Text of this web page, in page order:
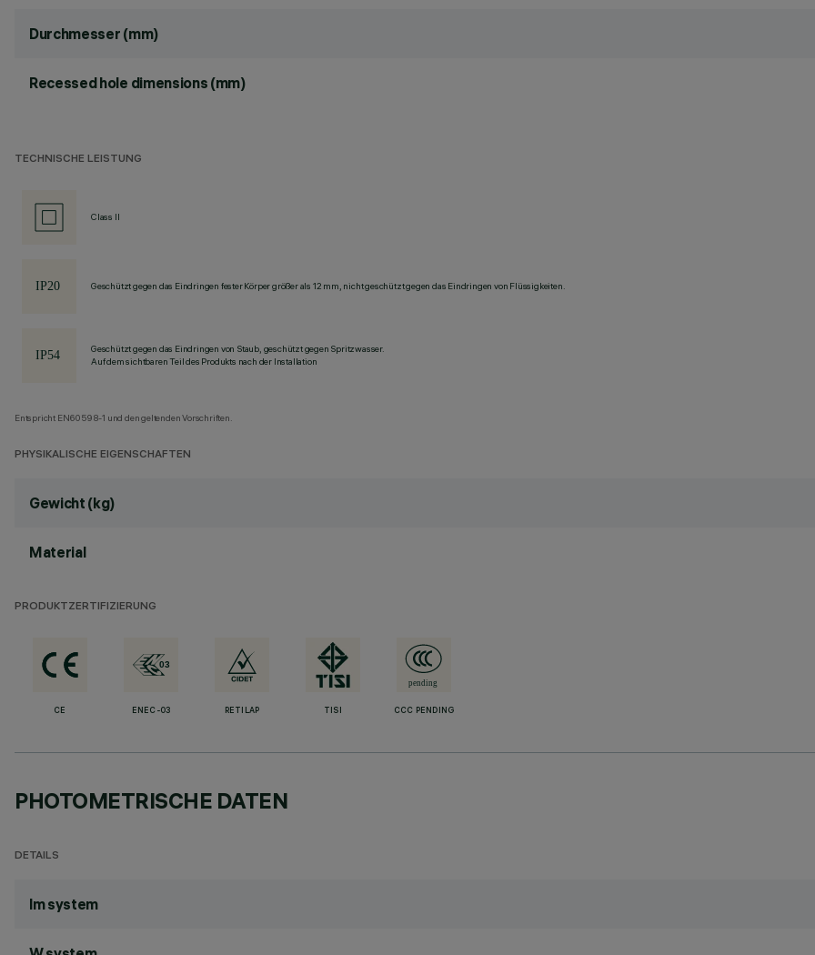
Durchmesser (mm)
Recessed hole dimensions (mm)
TECHNISCHE LEISTUNG
Class II
Geschützt gegen das Eindringen fester Körper größer als 12 mm, nicht geschützt gegen das Eindringen von Flüssigkeiten.
Geschützt gegen das Eindringen von Staub, geschützt gegen Spritzwasser.
Auf dem sichtbaren Teil des Produkts nach der Installation
Entspricht EN60598-1 und den geltenden Vorschriften.
PHYSIKALISCHE EIGENSCHAFTEN
Gewicht (kg)
Material
PRODUKTZERTIFIZIERUNG
CE ENEC-03 RETILAP TISI CCC PENDING
PHOTOMETRISCHE DATEN
DETAILS
lm system